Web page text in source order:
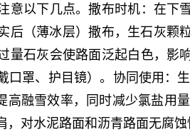
意以下几点。撒布时机：在下
后（薄冰层）撒布，生石灰颗
量石灰会使路面泛起白色，影
罩、护目镜）。协同使用：
高融雪效率，同时减少氯盐用
对水泥路面和沥青路面无腐